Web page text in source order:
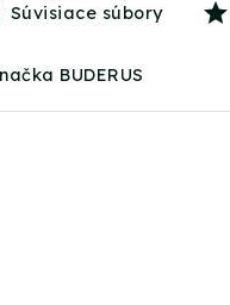
Súvisiace súbory
BUDERUS